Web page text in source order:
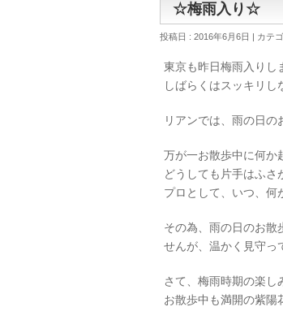
☆梅雨入り☆
投稿日 : 2016年6月6日 | カテ
東京も昨日梅雨入りし
しばらくはスッキリし
リアンでは、雨の日の
万が一お散歩中に何か
どうしても片手はふさ
プロとして、いつ、何
その為、雨の日のお散
せんが、温かく見守っ
さて、梅雨時期の楽
お散歩中も満開の紫